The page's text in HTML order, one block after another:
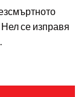
се изправя